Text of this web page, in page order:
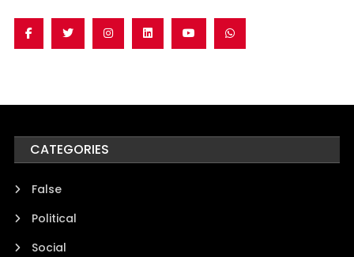
CATEGORIES
False
Political
Social